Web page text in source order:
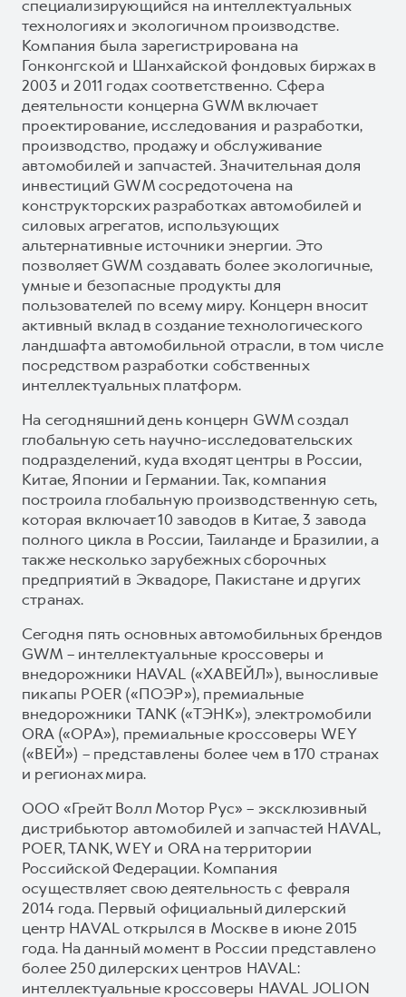
специализирующийся на интеллектуальных
технологиях и экологичном производстве.
Компания была зарегистрирована на
Гонконгской и Шанхайской фондовых биржах в
2003 и 2011 годах соответственно. Сфера
деятельности концерна GWM включает
проектирование, исследования и разработки,
производство, продажу и обслуживание
автомобилей и запчастей. Значительная доля
инвестиций GWM сосредоточена на
конструкторских разработках автомобилей и
силовых агрегатов, использующих
альтернативные источники энергии. Это
позволяет GWM создавать более экологичные,
умные и безопасные продукты для
пользователей по всему миру. Концерн вносит
активный вклад в создание технологического
ландшафта автомобильной отрасли, в том числе
посредством разработки собственных
интеллектуальных платформ.
На сегодняшний день концерн GWM создал
глобальную сеть научно-исследовательских
подразделений, куда входят центры в России,
Китае, Японии и Германии. Так, компания
построила глобальную производственную сеть,
которая включает 10 заводов в Китае, 3 завода
полного цикла в России, Таиланде и Бразилии, а
также несколько зарубежных сборочных
предприятий в Эквадоре, Пакистане и других
странах.
Сегодня пять основных автомобильных брендов
GWM – интеллектуальные кроссоверы и
внедорожники HAVAL («ХАВЕЙЛ»), выносливые
пикапы POER («ПОЭР»), премиальные
внедорожники TANK («ТЭНК»), электромобили
ORA («ОРА»), премиальные кроссоверы WEY
(«ВЕЙ») – представлены более чем в 170 странах
и регионах мира.
ООО «Грейт Волл Мотор Рус» – эксклюзивный
дистрибьютор автомобилей и запчастей HAVAL,
POER, TANK, WEY и ORA на территории
Российской Федерации. Компания
осуществляет свою деятельность с февраля
2014 года. Первый официальный дилерский
центр HAVAL открылся в Москве в июне 2015
года. На данный момент в России представлено
более 250 дилерских центров HAVAL:
интеллектуальные кроссоверы HAVAL JOLION